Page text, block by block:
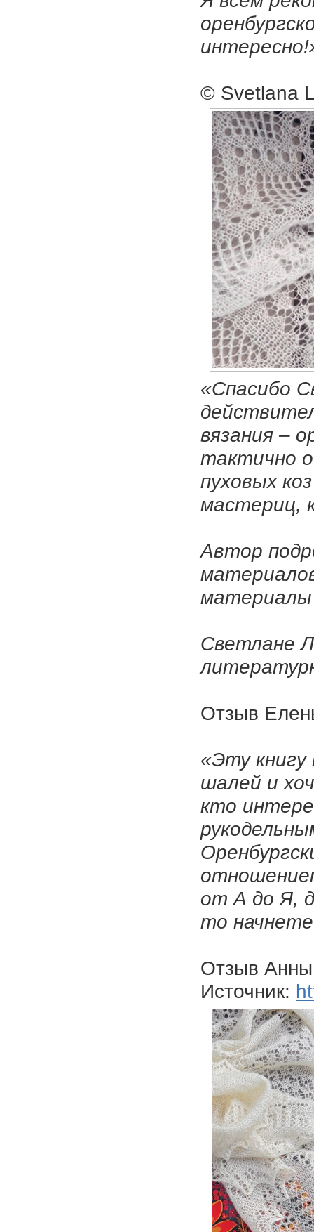
© Svetlаnа
«Спасибо
вязания –
тактично
пуховых
мастериц,
Автор
Светлане
Отзыв
«Эту
шалей и
кто
от А до Я,
то
Отзыв
Источник: